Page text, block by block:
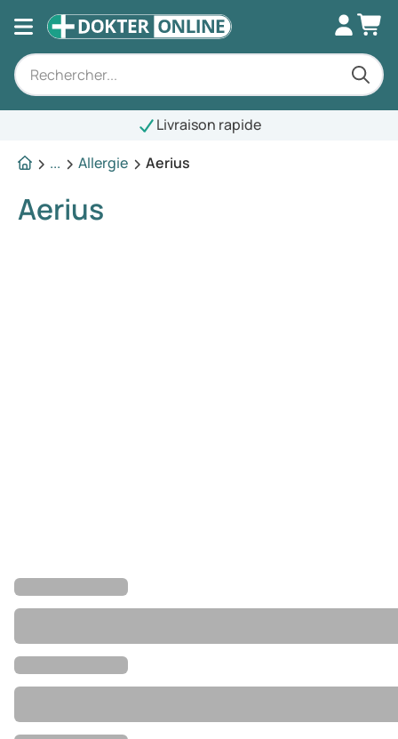
Livraison rapide
...
Allergie Aerius
Aerius